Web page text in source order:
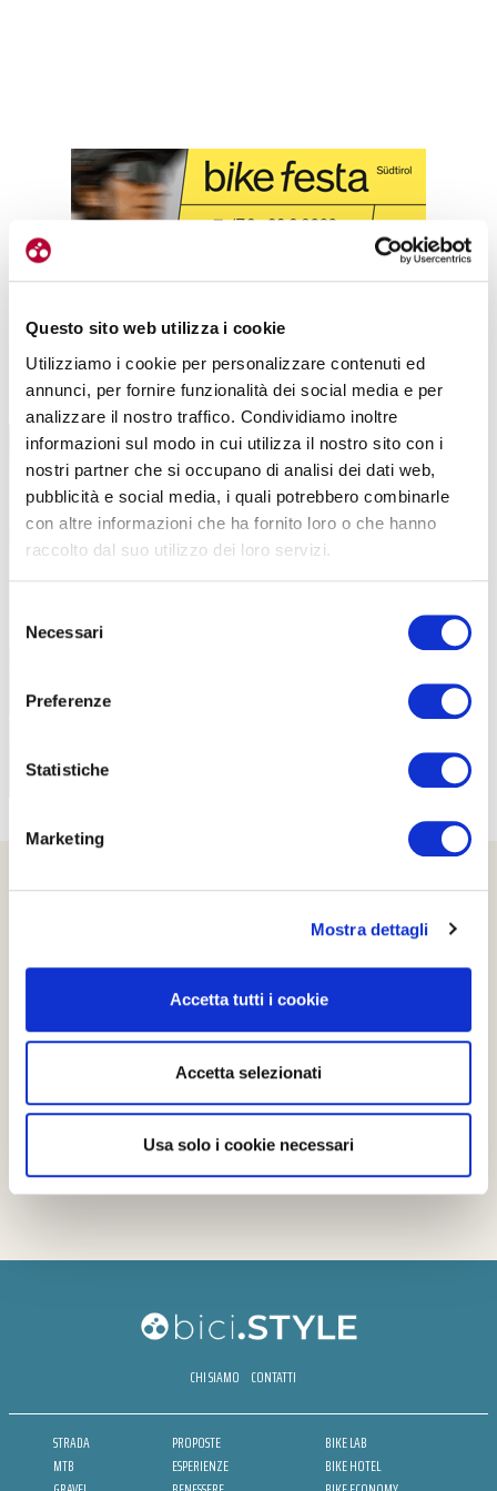
Questo sito web utilizza i cookie
Utilizziamo i cookie per personalizzare contenuti ed
annunci, per fornire funzionalità dei social media e per
analizzare il nostro traffico. Condividiamo inoltre
informazioni sul modo in cui utilizza il nostro sito con i
nostri partner che si occupano di analisi dei dati web,
pubblicità e social media, i quali potrebbero combinarle
con altre informazioni che ha fornito loro o che hanno
raccolto dal suo utilizzo dei loro servizi.
delNecessari
Preferenze
Statistiche
Marketing
Mostra dettagli
Accetta tutti i cookie
Accetta selezionati
Usa solo i cookie necessari
TUTTE LE CATEGORIE DEL MAGAZINE
CHI SIAMO CONTATTI
STRADA
MTB
PROPOSTE
ESPERIENZE
BIKE LAB
BIKE HOTEL